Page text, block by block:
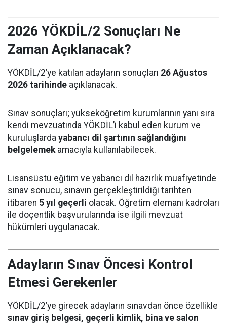
2026 YÖKDİL/2 Sonuçları Ne
Zaman Açıklanacak?
YÖKDİL/2’ye katılan adayların sonuçları 26 Ağustos
2026 tarihinde açıklanacak.
Sınav sonuçları; yükseköğretim kurumlarının yanı sıra
kendi mevzuatında YÖKDİL’i kabul eden kurum ve
kuruluşlarda yabancı dil şartının sağlandığını
belgelemekamacıyla kullanılabilecek.
Lisansüstü eğitim ve yabancı dil hazırlık muafiyetinde
sınav sonucu, sınavın gerçekleştirildiği tarihten
itibaren 5 yıl geçerli olacak. Öğretim elemanı kadroları
ile doçentlik başvurularında ise ilgili mevzuat
hükümleri uygulanacak.
Adayların Sınav Öncesi Kontrol
Etmesi Gerekenler
YÖKDİL/2’ye girecek adayların sınavdan önce özellikle
sınav giriş belgesi, geçerli kimlik, bina ve salon